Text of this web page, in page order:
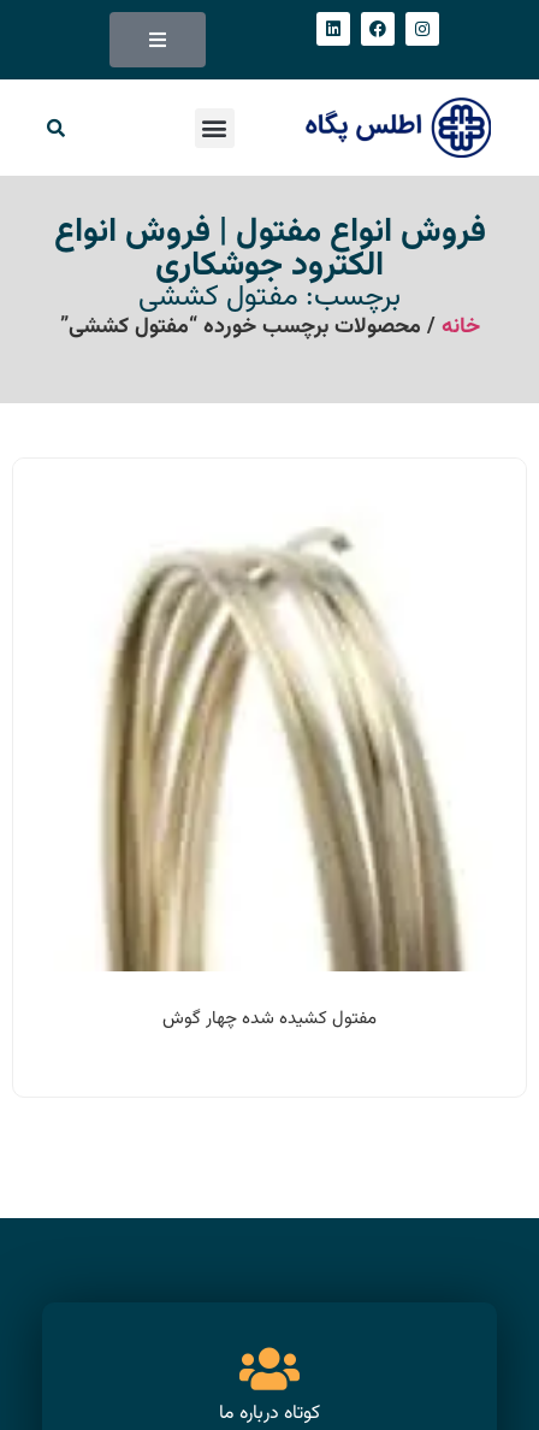
فروش انواع مفتول | فروش انواع
الکترود جوشکاری
برچسب: مفتول کششی
خانه/ محصولات برچسب خورده “مفتول کششی”
مفتول کشیده شده چهار گوش
کوتاه درباره ما